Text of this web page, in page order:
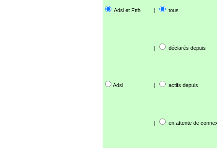
Adsl et Ftth | tous
| déclarés depuis
Adsl | actifs depuis
| en attente de